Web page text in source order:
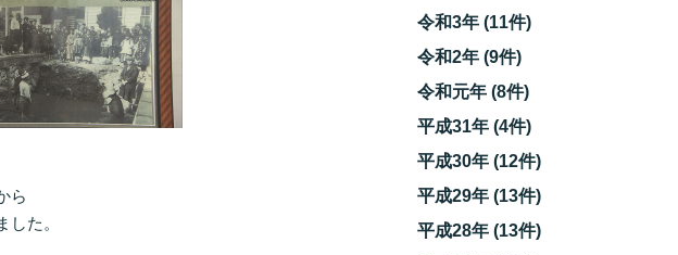
ら
た。
令和3年 (11件)
令和2年 (9件)
令和元年 (8件)
平成31年 (4件)
平成30年 (12件)
平成29年 (13件)
平成28年 (13件)